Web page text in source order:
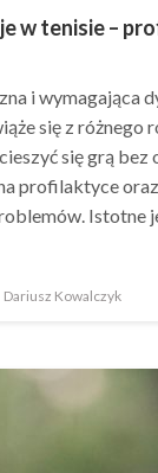
w tenisie –
i wymagająca
się z różnego
się grą bez
profilaktyce
Istotne
Dariusz Kowalczyk